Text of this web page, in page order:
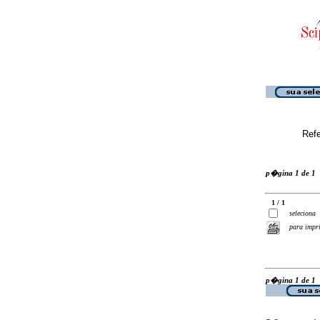
p�gina 1 de 1
1 / 1
seleciona
para
p�gina 1 de 1